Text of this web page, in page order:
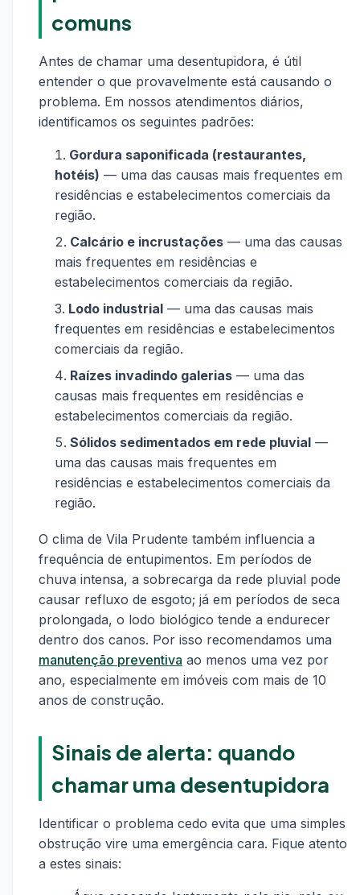
comuns
Antes de chamar uma desentupidora, é útil
entender o que provavelmente está causando o
problema. Em nossos atendimentos diários,
identificamos os seguintes padrões:
Gordura saponificada (restaurantes,
hotéis) — uma das causas mais frequentes em
residências e estabelecimentos comerciais da
região.
Calcário e incrustações — uma das causas
mais frequentes em residências e
estabelecimentos comerciais da região.
Lodo industrial — uma das causas mais
frequentes em residências e estabelecimentos
comerciais da região.
Raízes invadindo galerias — uma das
causas mais frequentes em residências e
estabelecimentos comerciais da região.
Sólidos sedimentados em rede pluvial —
uma das causas mais frequentes em
residências e estabelecimentos comerciais da
região.
O clima de Vila Prudente também influencia a
frequência de entupimentos. Em períodos de
chuva intensa, a sobrecarga da rede pluvial pode
causar refluxo de esgoto; já em períodos de seca
prolongada, o lodo biológico tende a endurecer
dentro dos canos. Por isso recomendamos uma
manutenção preventiva ao menos uma vez por
ano, especialmente em imóveis com mais de 10
anos de construção.
Sinais de alerta: quando
chamar uma desentupidora
Identificar o problema cedo evita que uma simples
obstrução vire uma emergência cara. Fique atento
a estes sinais: